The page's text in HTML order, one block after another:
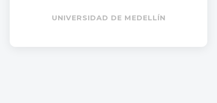
UNIVERSIDAD DE MEDELLÍN